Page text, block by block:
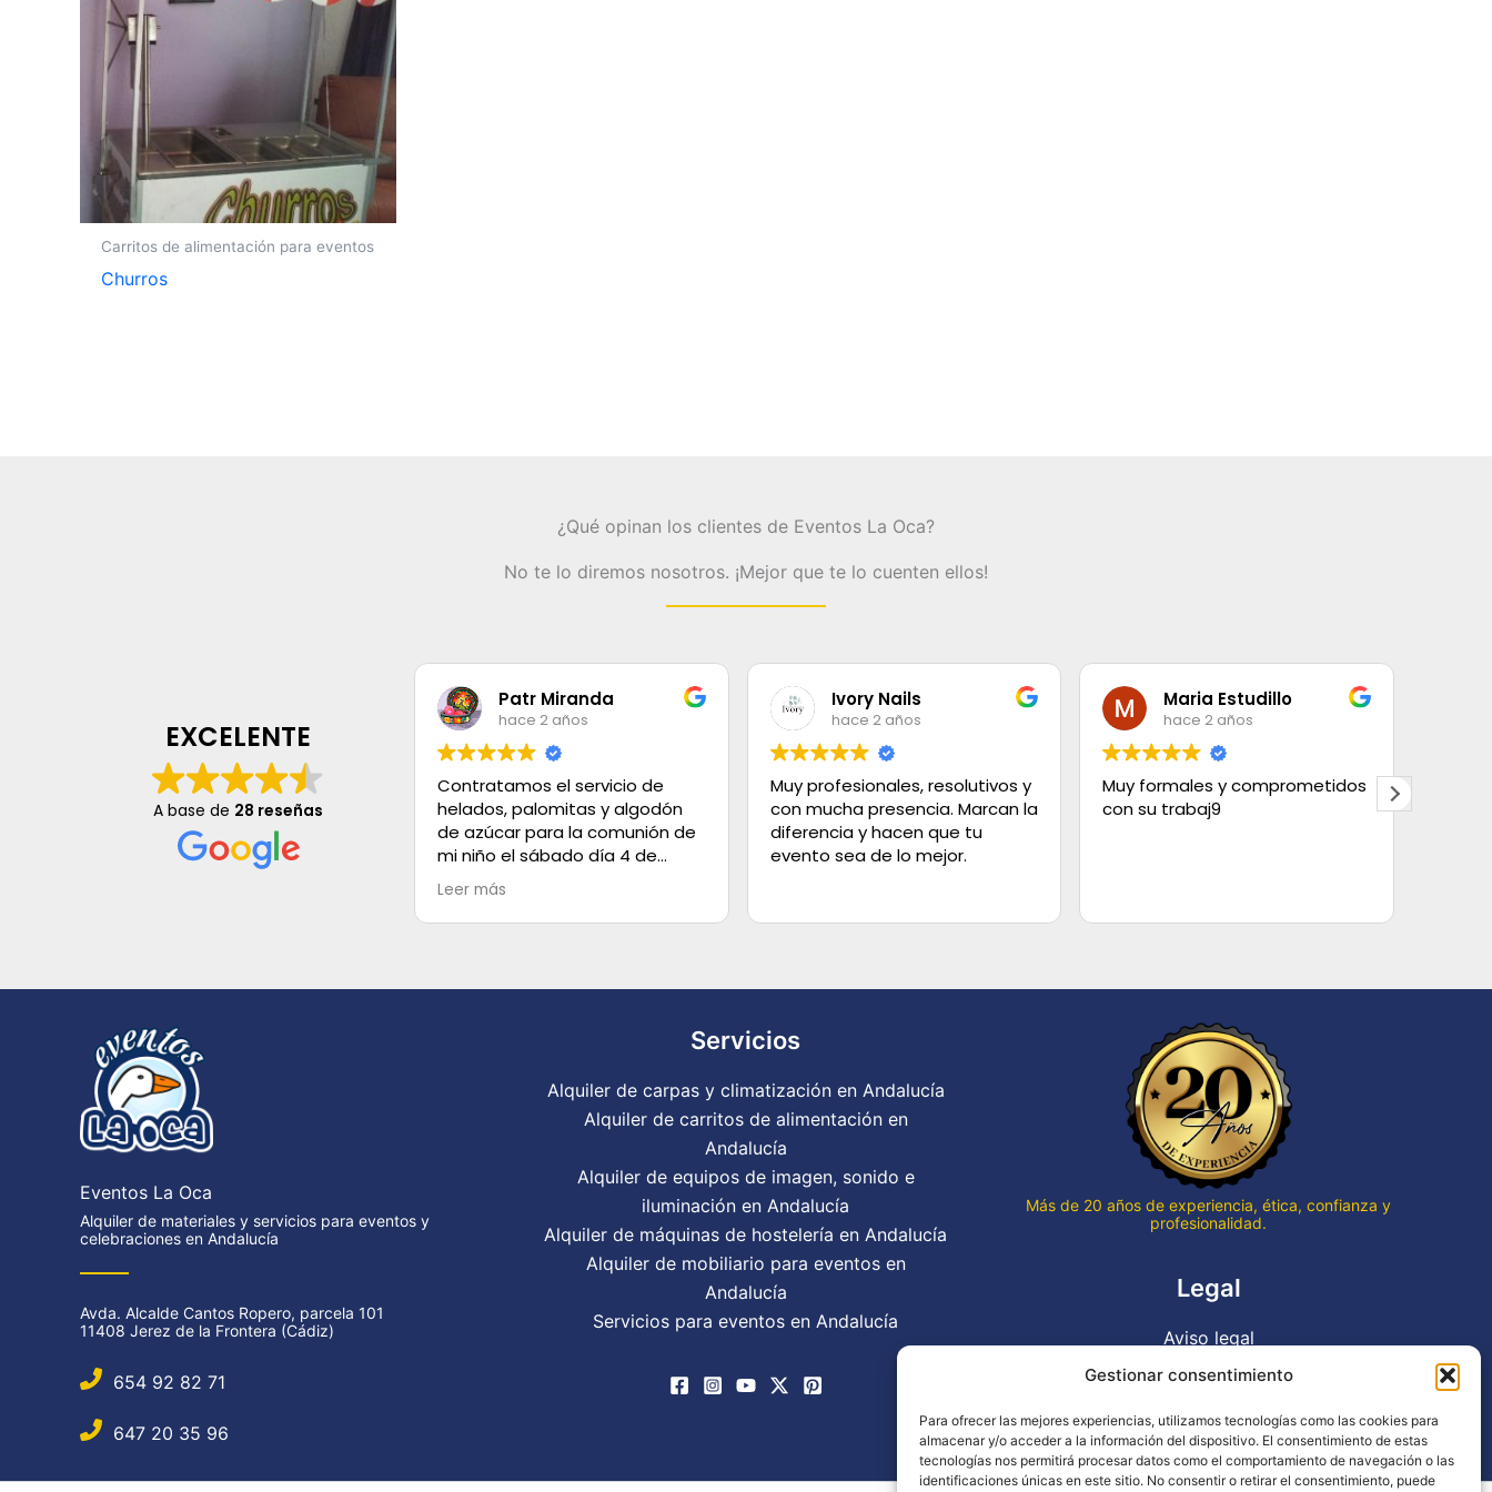
Gestionar consentimiento
Para ofrecer las mejores experiencias, utilizamos tecnologías como las cookies para
almacenar y/o acceder a la información del dispositivo. El consentimiento de estas
tecnologías nos permitirá procesar datos como el comportamiento de navegación o las
identificaciones únicas en este sitio. No consentir o retirar el consentimiento, puede
Carritos de alimentación para eventos
Churros
¿Qué opinan los clientes de Eventos La Oca?
No te lo diremos nosotros. ¡Mejor que te lo cuenten ellos!
EXCELENTE
A base de 28 reseñas
Patr Miranda
hace 2 años
Contratamos el servicio de
helados, palomitas y algodón
de azúcar para la comunión de
mi niño el sábado día 4 de
mayo, solo decir que el servicio
es Excelente, los helados super
buenos, el trato es de 100.
Leer más
Ivory Nails
hace 2 años
Muy profesionales, resolutivos y
con mucha presencia. Marcan la
diferencia y hacen que tu
evento sea de lo mejor.
Maria Estudillo
hace 2 años
Muy formales y comprometidos
con su trabaj9
que
Eventos La Oca
Alquiler de materiales y servicios para eventos y
celebraciones en Andalucía
Avda. Alcalde Cantos Ropero, parcela 101
11408 Jerez de la Frontera (Cádiz)
654 92 82 71
647 20 35 96
Servicios
Alquiler de carpas y climatización en Andalucía
Alquiler de carritos de alimentación en
Andalucía
Alquiler de equipos de imagen, sonido e
iluminación en Andalucía
Alquiler de máquinas de hostelería en Andalucía
Alquiler de mobiliario para eventos en
Andalucía
Servicios para eventos en Andalucía
Más de 20 años de experiencia, ética, confianza y
profesionalidad.
Legal
Aviso legal
Política de privacidad
Política de cookies (UE)